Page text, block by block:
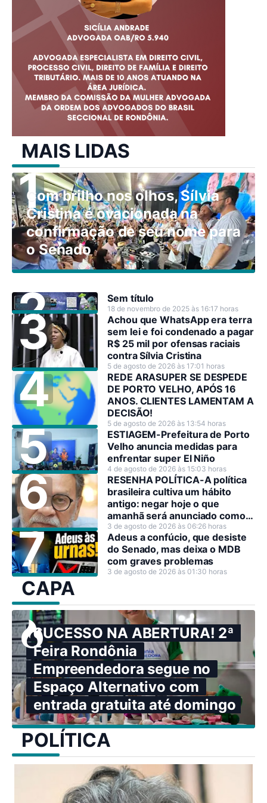
MAIS LIDAS
Com brilho nos olhos, Sílvia
Cristina é ovacionada na
confirmação de seu nome para
o Senado
Sem título
18 de novembro de 2025 às 16:17 horas
Achou que WhatsApp era terra
sem lei e foi condenado a pagar
R$ 25 mil por ofensas raciais
contra Sílvia Cristina
5 de agosto de 2026 às 17:01 horas
REDE ARASUPER SE DESPEDE
DE PORTO VELHO, APÓS 16
ANOS. CLIENTES LAMENTAM A
DECISÃO!
5 de agosto de 2026 às 13:54 horas
ESTIAGEM-Prefeitura de Porto
Velho anuncia medidas para
enfrentar super El Niño
4 de agosto de 2026 às 15:03 horas
RESENHA POLÍTICA-A política
brasileira cultiva um hábito
antigo: negar hoje o que
amanhã será anunciado como
decisão estratégica.
3 de agosto de 2026 às 06:26 horas
Adeus a confúcio, que desiste
do Senado, mas deixa o MDB
com graves problemas
3 de agosto de 2026 às 01:30 horas
CAPA
SUCESSO NA ABERTURA! 2ª
Feira Rondônia
Empreendedora segue no
Espaço Alternativo com
entrada gratuita até domingo
POLÍTICA